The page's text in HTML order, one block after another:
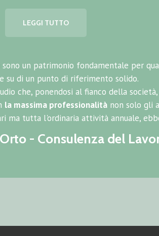
LEGGI TUTTO
un patrimonio fondamentale per
su di un punto di riferimento solido.
che, ponendosi al fianco della società,
la massima professionalitànon solo gli
ma tutta l'ordinaria attività annuale,
- Consulenza del